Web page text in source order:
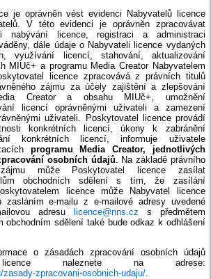
je oprávněn vést evidenci Nabyvatelů licence
V této evidenci je oprávněn zpracovávat
licence, registraci a administraci
dále údaje o Nabyvateli licence vydaných
využívání licencí, stahování, aktualizování
MIUč+ a programu Media Creator Nabyvatelem
licence zpracovává z právních titulů
zájmu za účely zajištění a zlepšování
Creator a obsahu MIUč+, umožnění
licencí oprávněnými uživateli a zamezení
uživateli. Poskytovatel licence provádí
konkrétních licencí, úkony k zabránění
konkrétních licencí, informuje uživatele
programu Media Creator, jednotlivých
osobních údajů . Na základě právního
může Poskytovatel licence zasílat
obchodních sdělení s tím, že zasílání
licence může Nabyvatel licence
e-mailu z e-mailové adresy uvedené
adresu licence@nns.cz s předmětem
obchodním sdělení také bude odkaz k odhlášení
o zásadách zpracování osobních údajů
licence naleznete na adrese:
zpracovani-osobnich-udaju/